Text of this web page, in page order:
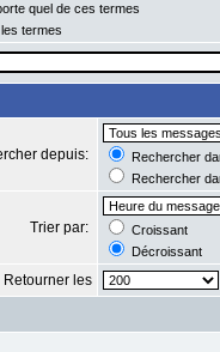
quel de ces termes
termes
depuis:
Rechercher
Rechercher
Trier par:
Croissant
Décroissant
Retourner les